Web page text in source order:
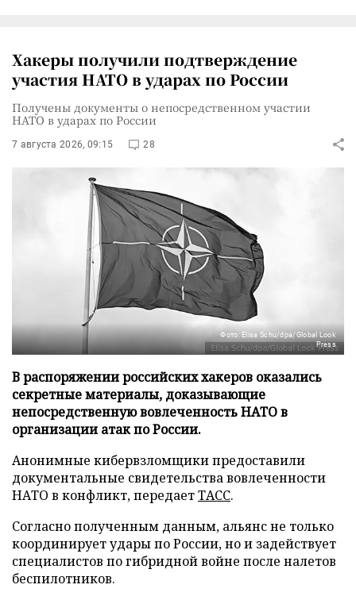
Хакеры получили подтверждение
участия НАТО в ударах по России
Получены документы о непосредственном участии
НАТО в ударах по России
7 августа 2026, 09:15 28
Фото: Elisa Schu/dpa/Global Look
Press
В распоряжении российских хакеров оказались
секретные материалы, доказывающие
непосредственную вовлеченность НАТО в
организации атак по России.
Анонимные кибервзломщики предоставили
документальные свидетельства вовлеченности
НАТО в конфликт, передаетТАСС.
Согласно полученным данным, альянс не только
координирует удары по России, но и задействует
специалистов по гибридной войне после налетов
беспилотников.